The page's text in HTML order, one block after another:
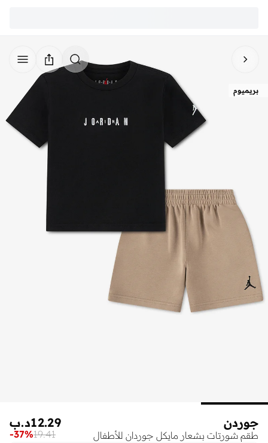
بريميوم
جوردن
طقم شورتات بشعار مايكل جوردان للأطفال
د.ب12.29
19.41
-37%